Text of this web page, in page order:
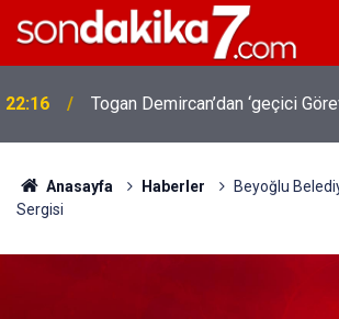
22:16 Togan Demircan’dan ‘geçici
Anasayfa Haberler
Beyoğlu
Sergisi